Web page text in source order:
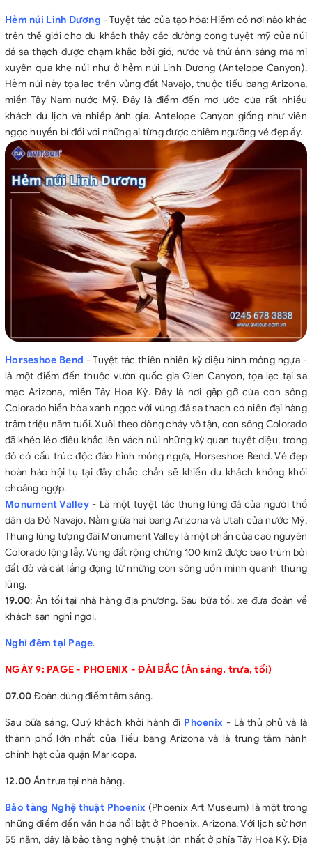
Hẻm núi Linh Dương - Tuyệt tác của tạo hóa: Hiếm có nơi nào khác
trên thế giới cho du khách thấy các đường cong tuyệt mỹ của núi
đá sa thạch được chạm khắc bởi gió, nước và thứ ánh sáng ma mị
xuyên qua khe núi như ở hẻm núi Linh Dương (Antelope Canyon).
Hẻm núi này tọa lạc trên vùng đất Navajo, thuộc tiểu bang Arizona,
miền Tây Nam nước Mỹ. Đây là điểm đến mơ ước của rất nhiều
khách du lịch và nhiếp ảnh gia. Antelope Canyon giống như viên
ngọc huyền bí đối với những ai từng được chiêm ngưỡng vẻ đẹp ấy.
Horseshoe Bend - Tuyệt tác thiên nhiên kỳ diệu hình móng ngựa -
là một điểm đến thuộc vườn quốc gia Glen Canyon, tọa lạc tại sa
mạc Arizona, miền Tây Hoa Kỳ. Đây là nơi gặp gỡ của con sông
Colorado hiền hòa xanh ngọc với vùng đá sa thạch có niên đại hàng
trăm triệu năm tuổi. Xuôi theo dòng chảy vô tận, con sông Colorado
đã khéo léo điêu khắc lên vách núi những kỳ quan tuyệt diệu, trong
đó có cấu trúc độc đáo hình móng ngựa, Horseshoe Bend. Vẻ đẹp
hoàn hảo hội tụ tại đây chắc chắn sẽ khiến du khách không khỏi
choáng ngợp.
Monument Valley- Là một tuyệt tác thung lũng đá của người thổ
dân da Đỏ Navajo. Nằm giữa hai bang Arizona và Utah của nước Mỹ,
Thung lũng tượng đài Monument Valley là một phần của cao nguyên
Colorado lộng lẫy. Vùng đất rộng chừng 100 km2 được bao trùm bởi
đất đỏ và cát lắng đọng từ những con sông uốn mình quanh thung
lũng.
19.00: Ăn tối tại nhà hàng địa phương. Sau bữa tối, xe đưa đoàn về
khách sạn nghỉ ngơi.
Nghỉ đêm tại Page.
NGÀY 9: PAGE - PHOENIX - ĐÀI BẮC (Ăn sáng, trưa, tối)
07.00 Đoàn dùng điểm tâm sáng.
Sau bữa sáng, Quý khách khởi hành đi Phoenix - Là thủ phủ và là
thành phố lớn nhất của Tiểu bang Arizona và là trung tâm hành
chính hạt của quận Maricopa.
12.00 Ăn trưa tại nhà hàng.
Bảo tàng Nghệ thuật Phoenix (Phoenix Art Museum) là một trong
những điểm đến văn hóa nổi bật ở Phoenix, Arizona. Với lịch sử hơn
55 năm, đây là bảo tàng nghệ thuật lớn nhất ở phía Tây Hoa Kỳ. Địa